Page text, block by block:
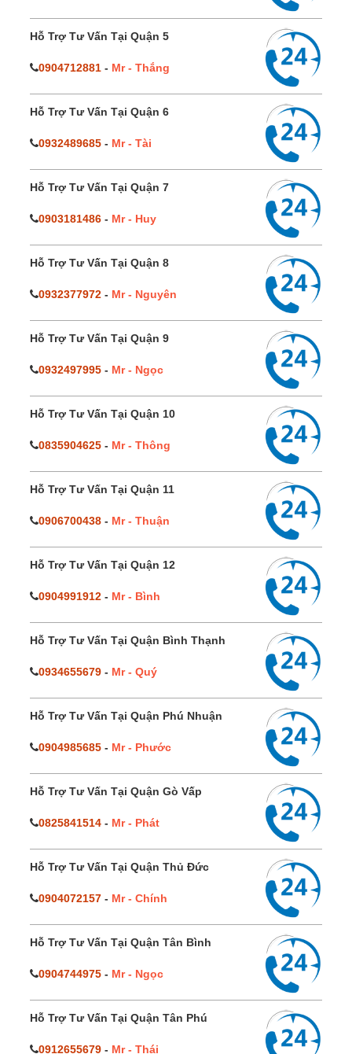
Hỗ Trợ Tư Vấn Tại Quận 5
0904712881 - Mr - Thắng
Hỗ Trợ Tư Vấn Tại Quận 6
0932489685 - Mr - Tài
Hỗ Trợ Tư Vấn Tại Quận 7
0903181486 - Mr - Huy
Hỗ Trợ Tư Vấn Tại Quận 8
0932377972 - Mr - Nguyên
Hỗ Trợ Tư Vấn Tại Quận 9
0932497995 - Mr - Ngọc
Hỗ Trợ Tư Vấn Tại Quận 10
0835904625 - Mr - Thông
Hỗ Trợ Tư Vấn Tại Quận 11
0906700438 - Mr - Thuận
Hỗ Trợ Tư Vấn Tại Quận 12
0904991912 - Mr - Bình
Hỗ Trợ Tư Vấn Tại Quận Bình Thạnh
0934655679 - Mr - Quý
Hỗ Trợ Tư Vấn Tại Quận Phú Nhuận
0904985685 - Mr - Phước
Hỗ Trợ Tư Vấn Tại Quận Gò Vấp
0825841514 - Mr - Phát
Hỗ Trợ Tư Vấn Tại Quận Thủ Đức
0904072157 - Mr - Chính
Hỗ Trợ Tư Vấn Tại Quận Tân Bình
0904744975 - Mr - Ngọc
Hỗ Trợ Tư Vấn Tại Quận Tân Phú
0912655679 - Mr - Thái